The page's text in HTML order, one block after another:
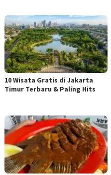
10 Wisata Gratis di Jakarta
Timur Terbaru & Paling Hits